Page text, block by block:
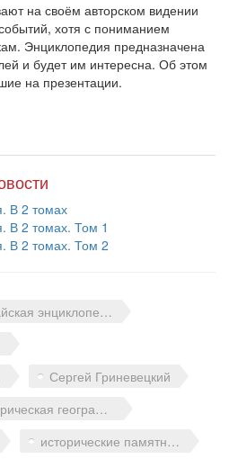
на своём авторском видении
хотя с пониманием
Энциклопедия предназначена
и будет им интересна. Об этом
на презентации.
В 2 томах
В 2 томах. Том 1
В 2 томах. Том 2
энциклопедия
Сергей Гриневецкий
география
исторические памятники